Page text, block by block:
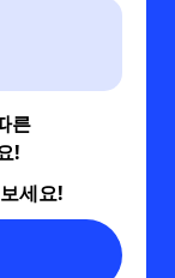
른
!
세요!